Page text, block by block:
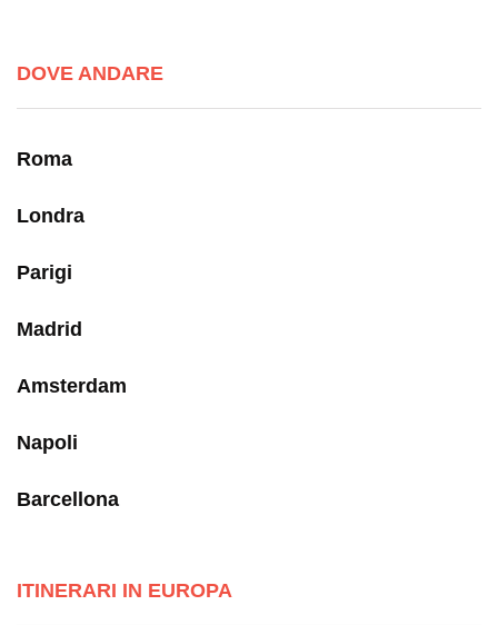
DOVE ANDARE
Roma
Londra
Parigi
Madrid
Amsterdam
Napoli
Barcellona
ITINERARI IN EUROPA